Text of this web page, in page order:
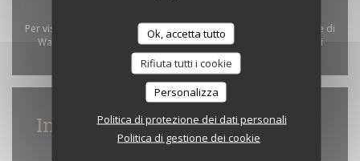
Ok, accetta tutto
Rifiuta tutti i cookie
Personalizza
Politica di protezione dei dati personali
Politica di gestione dei cookie
Per visualizzare la mappa interattiva Waze, devi accettare i cookie di
Waze Map (Google). Questi cookie possono raccogliere dati di
navigazione e localizzazione. Consenti
Informazioni pratiche
Orari